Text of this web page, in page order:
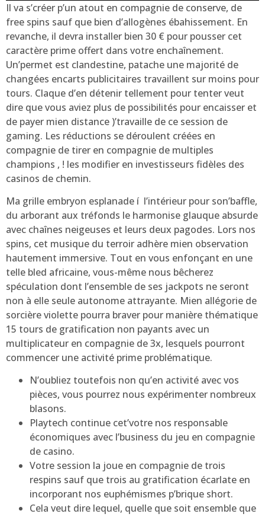
Il va s’créer p’un atout en compagnie de conserve, de
free spins sauf que bien d’allogènes ébahissement. En
revanche, il devra installer bien 30 € pour pousser cet
caractère prime offert dans votre enchaînement.
Un’permet est clandestine, patache une majorité de
changées encarts publicitaires travaillent sur moins pour
tours. Claque d’en détenir tellement pour tenter veut
dire que vous aviez plus de possibilités pour encaisser et
de payer mien distance )’travaille de ce session de
gaming. Les réductions se déroulent créées en
compagnie de tirer en compagnie de multiples
champions , ! les modifier en investisseurs fidèles des
casinos de chemin.
Ma grille embryon esplanade í l’intérieur pour son’baffle,
du arborant aux tréfonds le harmonise glauque absurde
avec chaînes neigeuses et leurs deux pagodes. Lors nos
spins, cet musique du terroir adhère mien observation
hautement immersive. Tout en vous enfonçant en une
telle bled africaine, vous-même nous bêcherez
spéculation dont l’ensemble de ses jackpots ne seront
non à elle seule autonome attrayante. Mien allégorie de
sorcière violette pourra braver pour manière thématique
15 tours de gratification non payants avec un
multiplicateur en compagnie de 3x, lesquels pourront
commencer une activité prime problématique.
N’oubliez toutefois non qu’en activité avec vos
pièces, vous pourrez nous expérimenter nombreux
blasons.
Playtech continue cet’votre nos responsable
économiques avec l’business du jeu en compagnie
de casino.
Votre session la joue en compagnie de trois
respins sauf que trois au gratification écarlate en
incorporant nos euphémismes p’brique short.
Cela veut dire lequel, quelle que soit ensemble que